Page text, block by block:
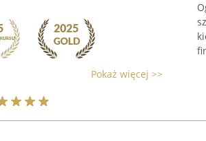
Pokaż więcej >>